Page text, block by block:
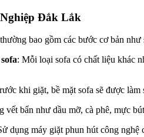
Đắk Lắk
bao gồm các bước cơ bản như
: Mỗi loại sofa có chất liệu khác
khi giặt, bề mặt sofa sẽ được
vết bẩn như dầu mỡ, cà phê, mực
dụng máy giặt phun hút công nghệ